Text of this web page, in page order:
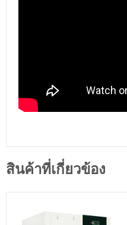
สินค้าที่เกี่ยวข้อง